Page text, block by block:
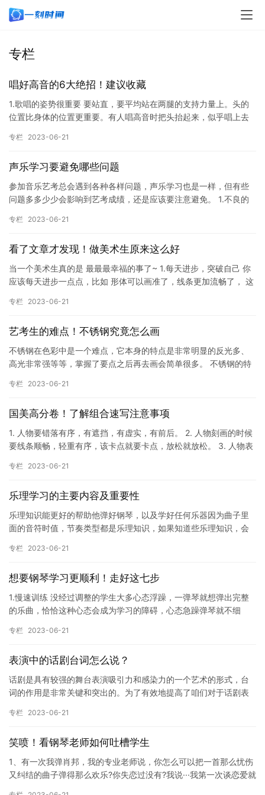
专栏
唱好高音的6大绝招！建议收藏
1.歌唱的姿势很重要 要站直，要平均站在两腿的支持力量上。头的
位置比身体的位置更重要。有人唱高音时把头抬起来，似乎唱上去
松。…
专栏 2023-06-21
声乐学习要避免哪些问题
参加音乐艺考总会遇到各种各样问题，声乐学习也是一样，但有些
问题多多少少会影响到艺考成绩，还是应该要注意避免。 1.不良的
喝…
专栏 2023-06-21
看了文章才发现！做美术生原来这么好
当一个美术生真的是 最最最幸福的事了~ 1.每天进步，突破自己 你
应该每天进步一点点，比如 形体可以画准了，线条更加流畅了， 这
专栏 2023-06-21
艺考生的难点！不锈钢究竟怎么画
不锈钢在色彩中是一个难点，它本身的特点是非常明显的反光多、
高光非常强等等，掌握了要点之后再去画会简单很多。 不锈钢的特
的…
专栏 2023-06-21
国美高分卷！了解组合速写注意事项
1. 人物要错落有序，有遮挡，有虚实，有前后。 2. 人物刻画的时候
要线条顺畅，轻重有序，该卡点就要卡点，放松就放松。 3. 人物表
专栏 2023-06-21
乐理学习的主要内容及重要性
乐理知识能更好的帮助他弹好钢琴，以及学好任何乐器因为曲子里
面的音符时值，节奏类型都是乐理知识，如果知道些乐理知识，会
准，节奏…
专栏 2023-06-21
想要钢琴学习更顺利！走好这七步
1.慢速训练 没经过调整的学生大多心态浮躁，一弹琴就想弹出完整
的乐曲，恰恰这种心态会成为学习的障碍，心态急躁弹琴就不细
问题…
专栏 2023-06-21
表演中的话剧台词怎么说？
话剧是具有较强的舞台表演吸引力和感染力的一个艺术的形式，台
词的作用是非常关键和突出的。为了有效地提高了咱们对于话剧表
中的重…
专栏 2023-06-21
笑喷！看钢琴老师如何吐槽学生
1、有一次我弹肖邦，我的专业老师说，你怎么可以把一首那么忧伤
又纠结的曲子弹得那么欢乐?你失恋过没有?我说···我第一次谈恋爱就